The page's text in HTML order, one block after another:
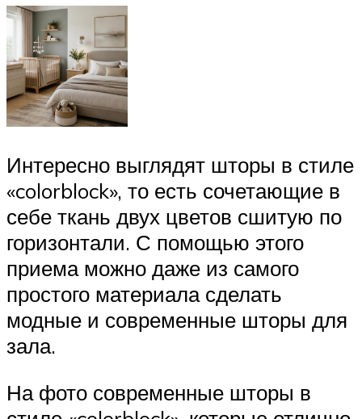
Интересно выглядят шторы в стиле
«colorblock», то есть сочетающие в
себе ткань двух цветов сшитую по
горизонтали. С помощью этого
приема можно даже из самого
простого материала сделать
модные и современные шторы для
зала.
На фото современные шторы в